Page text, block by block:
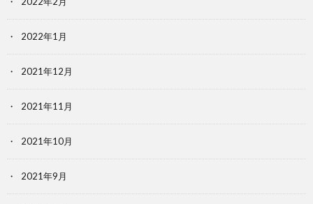
2022年1月
2021年12月
2021年11月
2021年10月
2021年9月